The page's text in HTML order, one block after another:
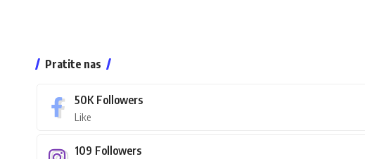
Pratite nas
50K Followers
Like
109 Followers